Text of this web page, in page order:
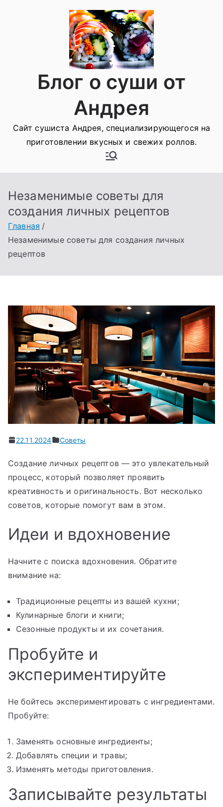
Блог о суши от
Андрея
Сайт сушиста Андрея, специализирующегося на
приготовлении вкусных и свежих роллов.
Незаменимые советы для
создания личных рецептов
Главная
Незаменимые советы для создания личных
рецептов
22.11.2024 Советы
Создание личных рецептов — это увлекательный
процесс, который позволяет проявить
креативность и оригинальность. Вот несколько
советов, которые помогут вам в этом.
Идеи и вдохновение
Начните с поиска вдохновения. Обратите
внимание на:
Традиционные рецепты из вашей кухни;
Кулинарные блоги и книги;
Сезонные продукты и их сочетания.
Пробуйте и
экспериментируйте
Не бойтесь экспериментировать с ингредиентами.
Пробуйте:
Заменять основные ингредиенты;
Добавлять специи и травы;
Изменять методы приготовления.
Записывайте результаты